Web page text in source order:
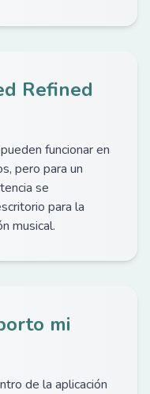
Refined
funcionar en
pero para un
se
para la
musical.
mi
de la aplicación